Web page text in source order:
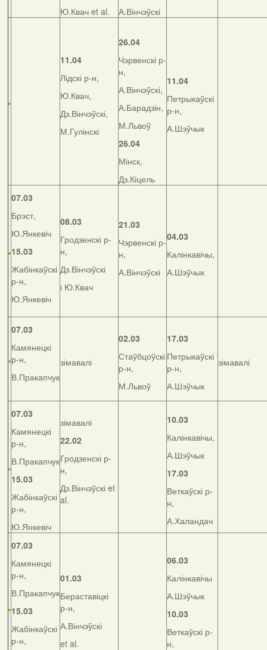
Ю.Квач et al.
А.Вінчэўскі
11.04
Лідскі р-н,
Ю.Квач,
Дз.Вінчэўскі,
М.Гулінскі
26.04
Чэрвенскі р-
н,
А.Вінчэўскі,
А.Барадзін,
М.Львоў
26.04
Мінск,
Дз.Кіцель
11.04
Петрыкаўскі
р-н,
А.Шэўчык
07.03
Брэст,
Ю.Янкевіч
15.03
Жабінкаўскі
р-н,
Ю.Янкевіч
08.03
Гродзенскі р-
н,
Дз.Вінчэўскі
і Ю.Квач
21.03
Чэрвенскі р-
н,
А.Вінчэўскі
04.03
Калінкавічы,
А.Шэўчык
07.03
Камянецкі
р-н,
В.Пракапчук
зімавалі
02.03
Стаўбцоўскі
р-н,
М.Львоў
17.03
Петрыкаўскі
р-н,
А.Шэўчык
зімавалі
07.03
Камянецкі
р-н,
В.Пракапчук
15.03
Жабінкаўскі
р-н,
Ю.Янкевіч
зімавалі
22.02
Гродзенскі р-
н,
Дз.Вінчэўскі et
al.
10.03
Калінкавічы,
А.Шэўчык
17.03
Веткаўскі р-
н,
А.Халандач
07.03
Камянецкі
р-н,
В.Пракапчук
15.03
Жабінкаўскі
р-н,
01.03
Бераставіцкі
р-н,
А.Вінчэўскі
et al.
06.03
Калінкавічы
А.Шэўчык
10.03
Веткаўскі р-
н,